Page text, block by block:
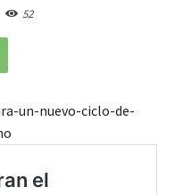
52
un-nuevo-ciclo-de-